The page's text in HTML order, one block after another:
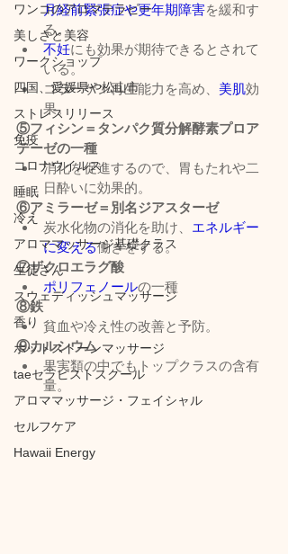
ワンコのアロマテラピー
美しさと美容
ワークショップ
四国、愛媛県や松山市
ストレスリリース
免疫
コロナウイルス
睡眠
冷え
アロママッサージ基礎クラス
生徒さん
スウェディッシュマッサージ
香り
ホットストーンマッサージ
taeセラピストスクール
アロママッサージ・フェイシャル
セルフケア
Hawaii Energy
月経前緊張症や更年期障害を緩和す
る。
不妊にも効果が期待できるとされて
いる。
コラーゲン再生能力を高め、 美肌効
果。
⑤フィシン＝タンパク質分解酵素プロア
テーゼの一種
消化を促進するので、胃もたれや二
日酔いに効果的。
⑥アミラーゼ＝別名ジアスターゼ
炭水化物の消化を助け、 エネルギー
に変える働きをする。
⑦ザクロエラグ酸
ポリフェノールの一種
⑧鉄
貧血や冷え性の改善と予防。
⑨カルシウム
果実類の中でもトップクラスの含有
量。